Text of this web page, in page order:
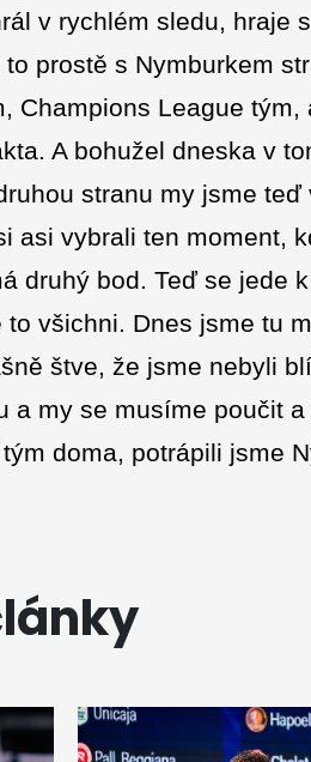
v rychlém sledu, hraje
prostě s Nymburkem
Champions League tým,
A bohužel dneska v
stranu my jsme
asi vybrali ten moment,
druhý bod. Teď se jede
všichni. Dnes jsme tu
štve, že jsme nebyli
a my se musíme poučit
doma, potrápili jsme